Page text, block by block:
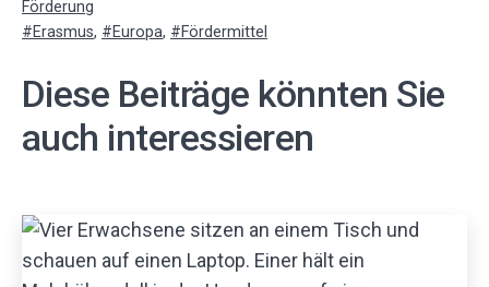
Kategorisiert
als
Förderung
Verschlagwortet
Erasmus, Europa, Fördermittel
Diese Beiträge könnten Sie
auch interessieren